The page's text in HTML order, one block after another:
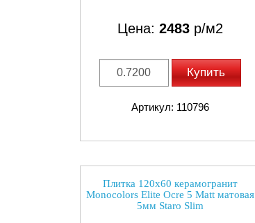
Цена: 2483р/м2
Купить
Артикул: 110796
Плитка 120x60 керамогранит
Monocolors Elite Ocre 5 Matt матовая
5мм Staro Slim